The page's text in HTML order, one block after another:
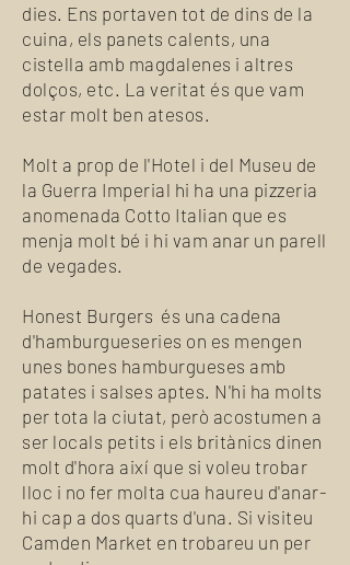
dies. Ens portaven tot de dins de la
cuina, els panets calents, una
cistella amb magdalenes i altres
dolços, etc. La veritat és que vam
estar molt ben atesos.
Molt a prop de l'Hotel i del Museu de
la Guerra Imperial hi ha una pizzeria
anomenada Cotto Italian que es
menja molt bé i hi vam anar un parell
de vegades.
Honest Burgers és una cadena
d'hamburgueseries on es mengen
unes bones hamburgueses amb
patates i salses aptes. N'hi ha molts
per tota la ciutat, però acostumen a
ser locals petits i els britànics dinen
molt d'hora així que si voleu trobar
lloc i no fer molta cua haureu d'anar-
hi cap a dos quarts d'una. Si visiteu
Camden Market en trobareu un per